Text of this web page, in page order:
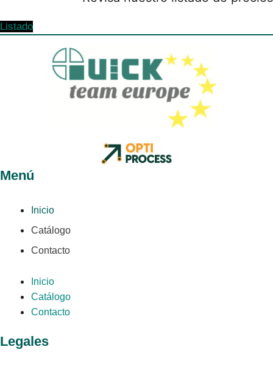
Listado
Menú
Inicio
Catálogo
Contacto
Inicio
Catálogo
Contacto
Legales